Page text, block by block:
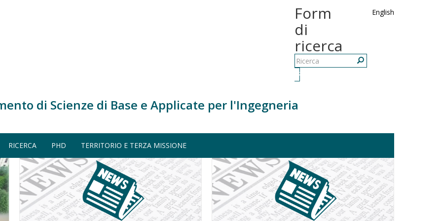
English
Form
di
ricerca
Ricerca
di Scienze di Base e Applicate per l'Ingegneria
RICERCA PHD TERRITORIO E TERZA MISSIONE